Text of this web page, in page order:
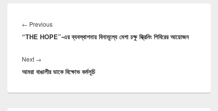
navigation
← Previous
post:
“THE HOPE”-এর ব্যবস্থাপনায় বিনামূল্যে মেগা চক্ষু স্ক্রিনিং শিবিরের আয়োজন
Next →
post:
আমরা বাঙালীর ডাকে বিক্ষোভ কর্মসূচি